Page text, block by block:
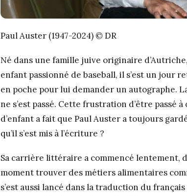
Paul Auster (1947-2024) © DR
Né dans une famille juive originaire
enfant passionné de baseball, il s’est un jour
en poche pour lui demander un autographe.
ne s’est passé. Cette frustration d’être passé
d’enfant a fait que Paul Auster a toujours
qu’il s’est mis à l’écriture ?
Sa carrière littéraire a commencé lentement,
moment trouver des métiers alimentaires
s’est aussi lancé dans la traduction du